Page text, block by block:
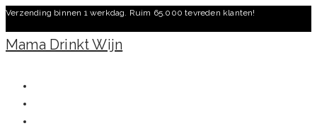
Ga
naar
inhoud
Verzending binnen 1 werkdag. Ruim 65.000 tevreden klanten!
Mama Drinkt Wijn